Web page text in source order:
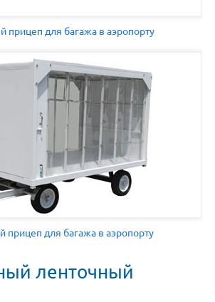
прицеп для багажа в аэропорту
прицеп для багажа в аэропорту
ленточный